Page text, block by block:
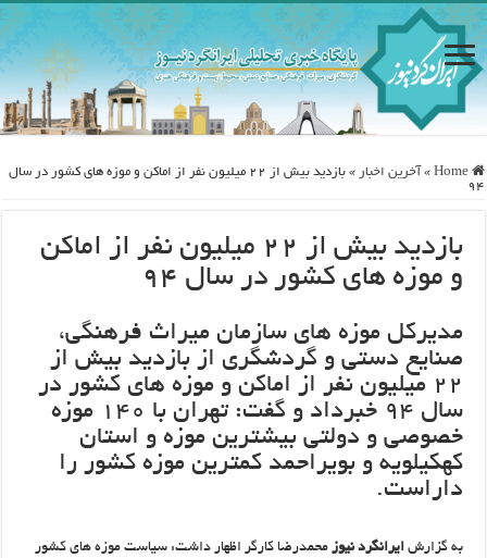
Home
» آخرین اخبار »
بازدید بیش از ۲۲ میلیون نفر از اماکن و موزه های کشور در سال
۹۴
بازدید بیش از ۲۲ میلیون نفر از اماکن
و موزه های کشور در سال ۹۴
مدیرکل موزه های سازمان میراث فرهنگی،
صنایع دستی و گردشگری از بازدید بیش از
۲۲ میلیون نفر از اماکن و موزه های کشور در
سال ۹۴ خبرداد و گفت: تهران با ۱۴۰ موزه
خصوصی و دولتی بیشترین موزه و استان
کهکیلویه و بویراحمد کمترین موزه کشور را
داراست.
به گزارشایرانگرد نیوز محمدرضا کارگر اظهار داشت: سیاست موزه های کشور